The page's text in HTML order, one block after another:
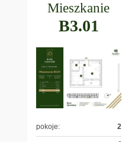
Mieszkanie
B3.01
pokoje: 2